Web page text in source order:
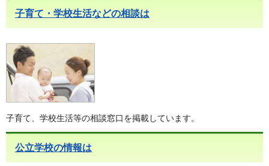
子育て・学校生活などの相談は
子育て、学校生活等の相談窓口を掲載しています。
公立学校の情報は